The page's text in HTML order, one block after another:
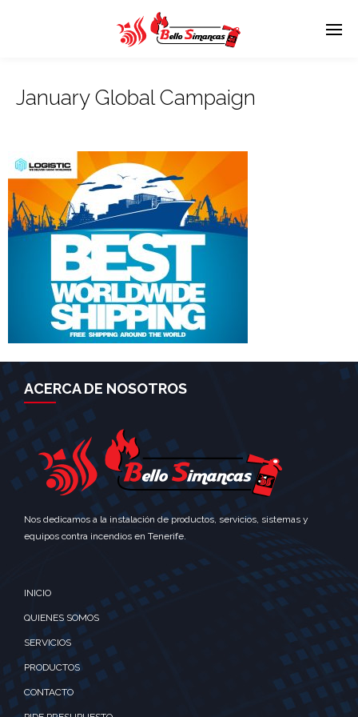
January Global Campaign
ACERCA DE NOSOTROS
Nos dedicamos a la instalación de productos, servicios, sistemas y
equipos contra incendios en Tenerife.
INICIO
QUIENES SOMOS
SERVICIOS
PRODUCTOS
CONTACTO